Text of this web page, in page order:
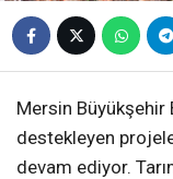
Mersin Büyükşehir
destekleyen
devam ediyor.